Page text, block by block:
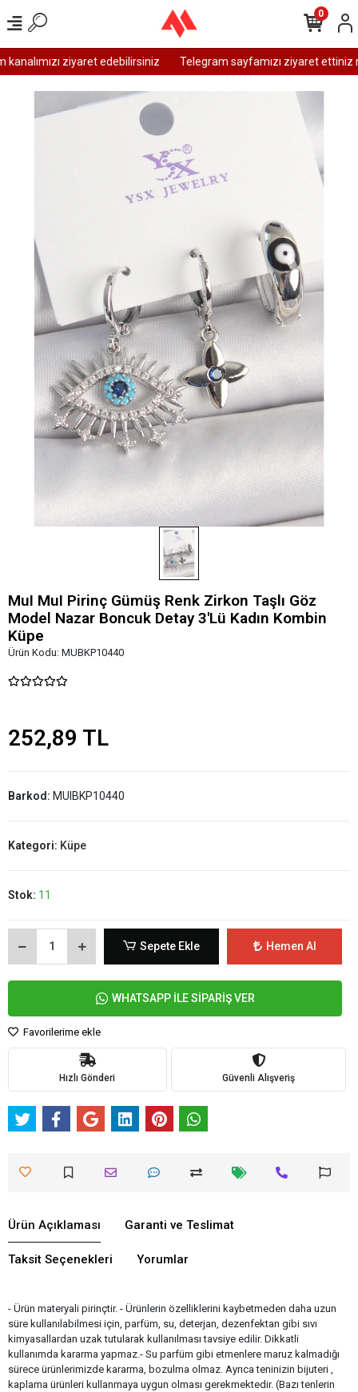
ziyaret edebilirsiniz Telegram sayfamızı ziyaret ettiniz
0
MuI MuI Pirinç Gümüş Renk Zirkon Taşlı Göz
Model Nazar Boncuk Detay 3'Lü Kadın Kombin
Küpe
Ürün Kodu: MUBKP10440
252,89 TL
Barkod: MUIBKP10440
Kategori: Küpe
Stok: 11
Sepete Ekle Hemen Al
WHATSAPP İLE SİPARİŞ VER
Favorilerime ekle
Hızlı Gönderi Güvenli Alışveriş
Ürün Açıklaması Garanti ve Teslimat
Taksit Seçenekleri Yorumlar
- Ürün materyali pirinçtir. - Ürünlerin özelliklerini kaybetmeden daha uzun
süre kullanılabilmesi için, parfüm, su, deterjan, dezenfektan gibi sıvı
kimyasallardan uzak tutularak kullanılması tavsiye edilir. Dikkatli
kullanımda kararma yapmaz.- Su parfüm gibi etmenlere maruz kalmadığı
sürece ürünlerimizde kararma, bozulma olmaz. Ayrıca teninizin bijuteri ,
kaplama ürünleri kullanmaya uygun olması gerekmektedir. (Bazı tenlerin